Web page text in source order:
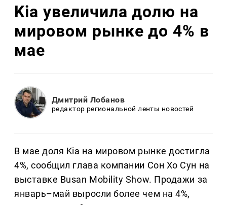
Kia увеличила долю на
мировом рынке до 4% в
мае
Дмитрий Лобанов
редактор региональной ленты новостей
В мае доля Kia на мировом рынке достигла
4%, сообщил глава компании Сон Хо Сун на
выставке Busan Mobility Show. Продажи за
январь–май выросли более чем на 4%,